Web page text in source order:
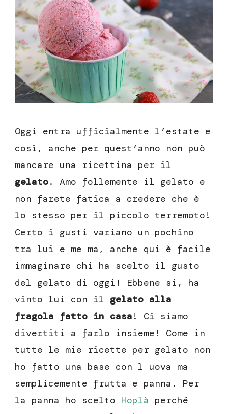
casa
Oggi entra ufficialmente l’estate e
così, anche per quest’anno non può
mancare una ricettina per il
gelato. Amo follemente il gelato e
non farete fatica a credere che è
lo stesso per il piccolo terremoto!
Certo i gusti variano un pochino
tra lui e me ma, anche qui è facile
immaginare chi ha scelto il gusto
del gelato di oggi! Ebbene si, ha
vinto lui con il gelato alla
fragola fatto in casa ! Ci siamo
divertiti a farlo insieme! Come in
tutte le mie ricette per gelato non
ho fatto una base con l uova ma
semplicemente frutta e panna. Per
la panna ho scelto Hoplà perché